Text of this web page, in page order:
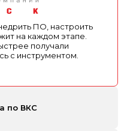
ПО, настроить
на каждом этапе.
получали
с инструментом.
по ВКС